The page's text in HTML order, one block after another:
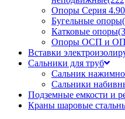
Опоры Серия
Бугельные опоры
Катковые опоры
Опоры ОСП и
Вставки
Сальники для труб
Сальник
Сальники
Подземные емкости и
Краны шаровые